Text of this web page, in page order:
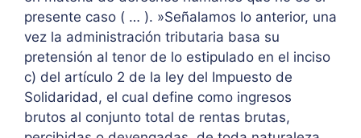
presente caso ( … ). »Señalamos lo anterior, una
vez la administración tributaria basa su
pretensión al tenor de lo estipulado en el inciso
c) del artículo 2 de la ley del Impuesto de
Solidaridad, el cual define como ingresos
brutos al conjunto total de rentas brutas,